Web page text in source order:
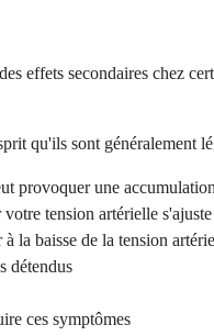
secondaires chez
qu'ils sont généralement
provoquer une
tension artérielle s'ajuste
la baisse de la tension
détendus
ces symptômes